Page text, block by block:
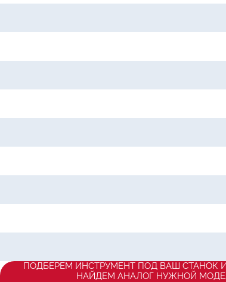
ПОДБЕРЕМ ИНСТРУМЕНТ ПОД ВАШ СТАНОК
НАЙДЕМ АНАЛОГ НУЖНОЙ